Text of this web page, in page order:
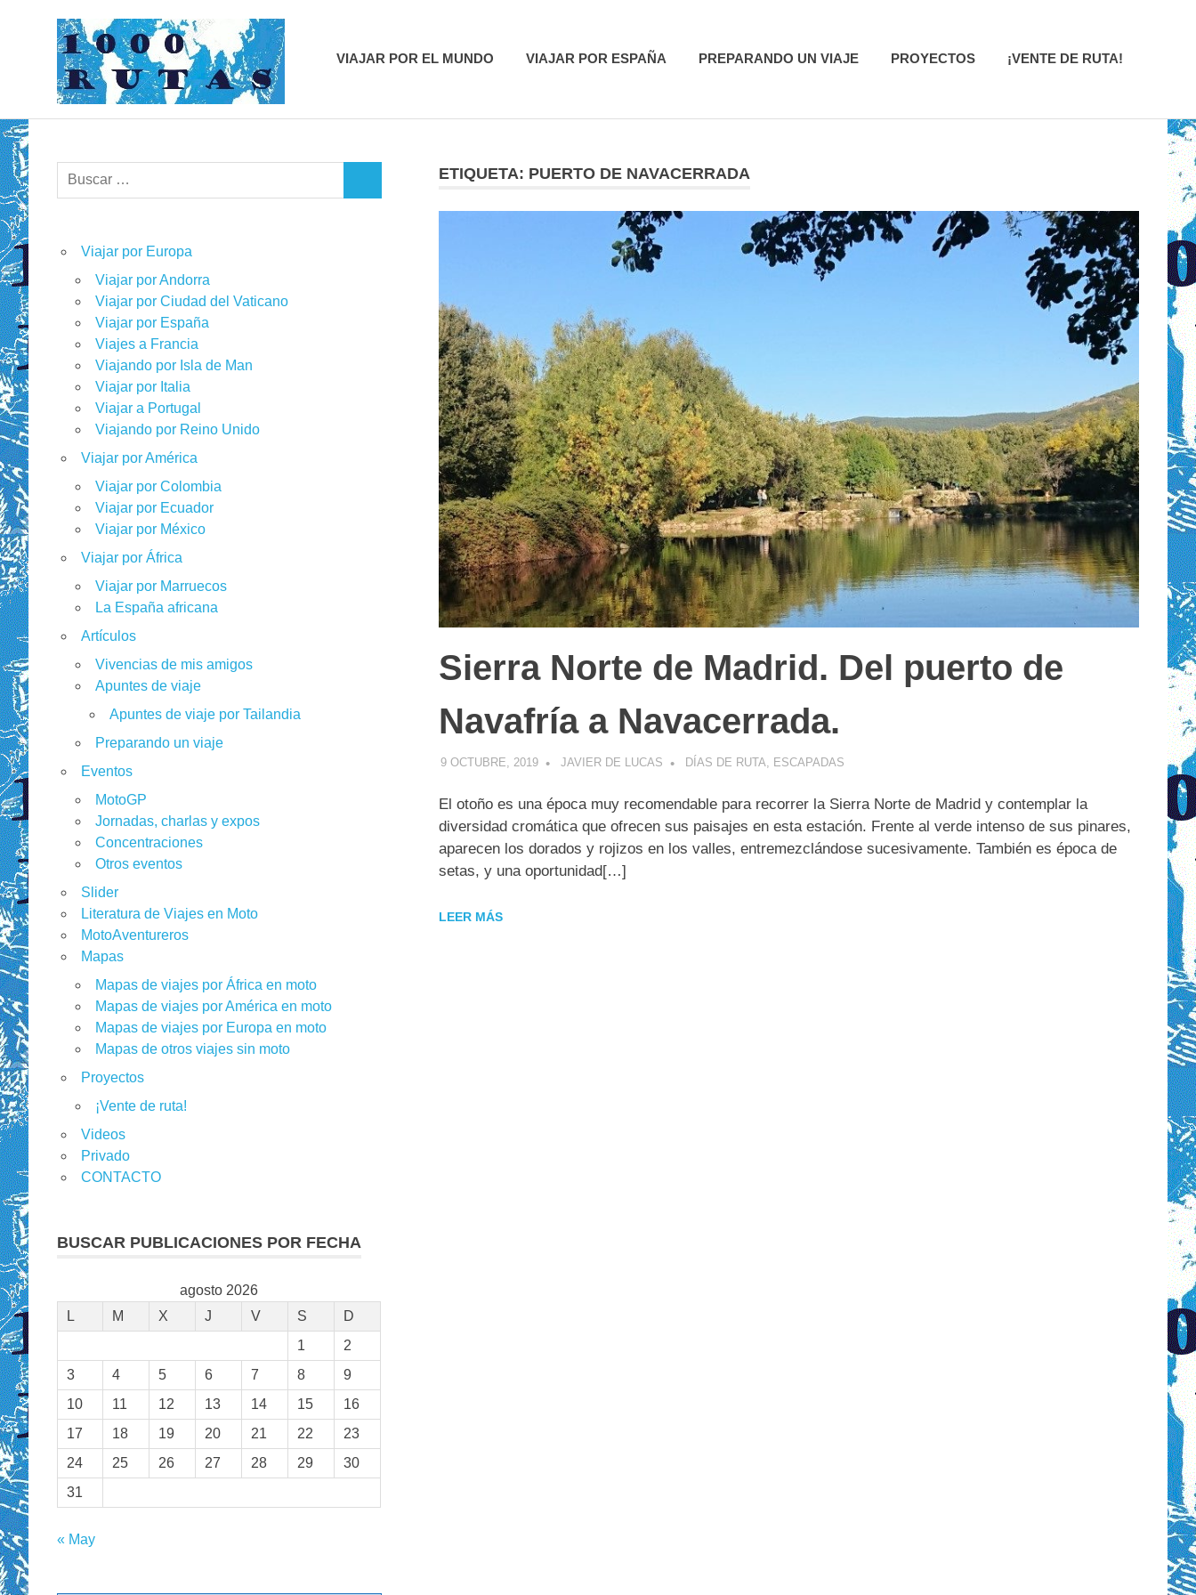
contenido
ruedas
VIAJAR POR EL MUNDO VIAJAR POR ESPAÑA PREPARANDO UN VIAJE PROYECTOS ¡VENTE DE RUTA!
ETIQUETA: PUERTO DE NAVACERRADA
Sierra Norte de Madrid. Del puerto de
Navafría a Navacerrada.
9 OCTUBRE, 2019 JAVIER DE LUCAS DÍAS DE RUTA ESCAPADAS
El otoño es una época muy recomendable para recorrer la Sierra Norte de Madrid y contemplar la
diversidad cromática que ofrecen sus paisajes en esta estación. Frente al verde intenso de sus pinares,
aparecen los dorados y rojizos en los valles, entremezclándose sucesivamente. También es época de
setas, y una oportunidad[…]
LEER MÁS
Buscar:
Viajar por Europa
Viajar por Andorra
Viajar por Ciudad del Vaticano
Viajar por España
Viajes a Francia
Viajando por Isla de Man
Viajar por Italia
Viajar a Portugal
Viajando por Reino Unido
Viajar por América
Viajar por Colombia
Viajar por Ecuador
Viajar por México
Viajar por África
Viajar por Marruecos
La España africana
Artículos
Vivencias de mis amigos
Apuntes de viaje
Apuntes de viaje por Tailandia
Preparando un viaje
Eventos
MotoGP
Jornadas, charlas y expos
Concentraciones
Otros eventos
Slider
Literatura de Viajes en Moto
MotoAventureros
Mapas
Mapas de viajes por África en moto
Mapas de viajes por América en moto
Mapas de viajes por Europa en moto
Mapas de otros viajes sin moto
Proyectos
¡Vente de ruta!
Videos
Privado
CONTACTO
BUSCAR PUBLICACIONES POR FECHA
agosto 2026
L
M X J V S
D
1
2
3
4 5 6 7 8
9
10
11 12 13 14 15
16
17
18 19 20 21 22
23
24
25 26 27 28 29
30
31
« May